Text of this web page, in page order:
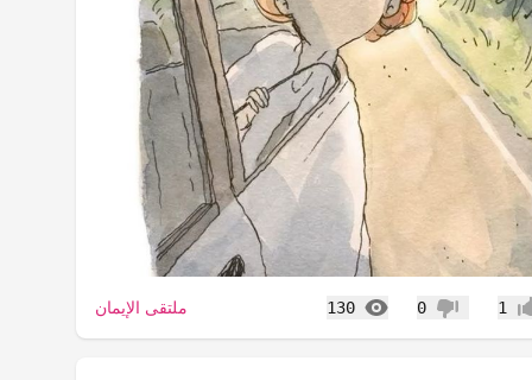
1 عدم إعجاب
0
130
المشاهدات ملتقى الإيمان